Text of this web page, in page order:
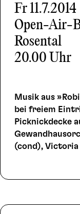
Fr11.7.2014
Open-Air-
Rosental
20.00 Uhr
Musik aus
bei freiem
Picknickdecke
(cond), Victoria